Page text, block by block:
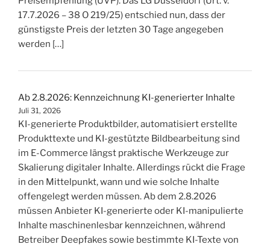
17.7.2026 – 38 O 219/25) entschied nun, dass der
günstigste Preis der letzten 30 Tage angegeben
werden […]
Ab 2.8.2026: Kennzeichnung KI-generierter Inhalte
Juli 31, 2026
KI-generierte Produktbilder, automatisiert erstellte
Produkttexte und KI-gestützte Bildbearbeitung sind
im E-Commerce längst praktische Werkzeuge zur
Skalierung digitaler Inhalte. Allerdings rückt die Frage
in den Mittelpunkt, wann und wie solche Inhalte
offengelegt werden müssen. Ab dem 2.8.2026
müssen Anbieter KI-generierte oder KI-manipulierte
Inhalte maschinenlesbar kennzeichnen, während
Betreiber Deepfakes sowie bestimmte KI-Texte von